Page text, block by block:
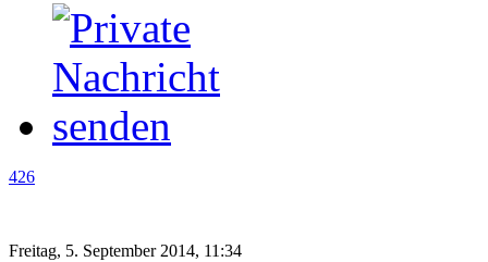
426
Freitag, 5. September 2014, 11:34